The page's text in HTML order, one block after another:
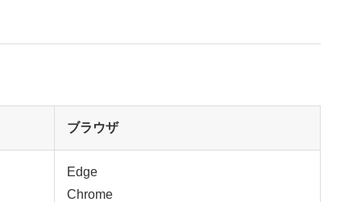
ブラウザ
Edge
Chrome